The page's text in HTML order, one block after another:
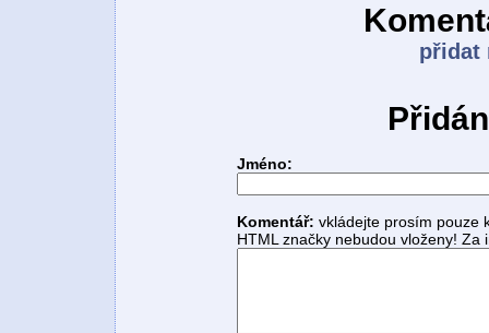
přidat
Jméno:
Komentář: vkládejte prosím pouze
HTML značky nebudou vloženy!